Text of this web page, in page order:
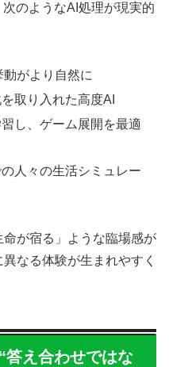
のようなAI処理が現実的
がより自然に
取り入れた高度AI
し、ゲーム展開を最適
人々の生活シミュレー
が宿る」ような臨場感が
なる体験が生まれやすく
答え合わせではな